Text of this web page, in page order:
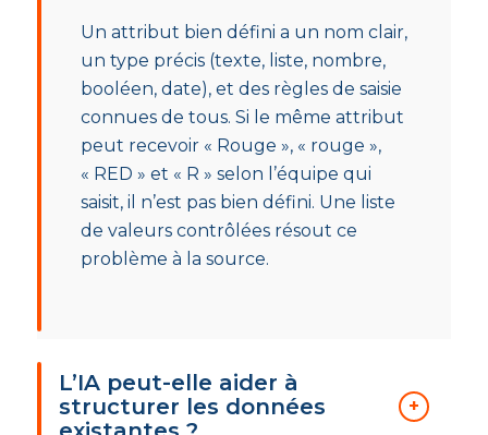
Un attribut bien défini a un nom clair,
un type précis (texte, liste, nombre,
booléen, date), et des règles de saisie
connues de tous. Si le même attribut
peut recevoir « Rouge », « rouge »,
« RED » et « R » selon l’équipe qui
saisit, il n’est pas bien défini. Une liste
de valeurs contrôlées résout ce
problème à la source.
L’IA peut-elle aider à
structurer les données